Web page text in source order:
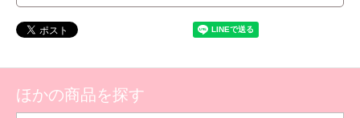
ほかの商品を探す